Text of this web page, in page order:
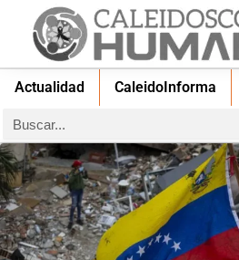
Actualidad CaleidoInforma